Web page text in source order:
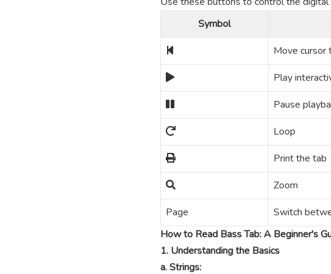
Symbol
Move
Play
Pause
Loop
Print the tab
Zoom
Page
Switch
How to Read Bass Tab: A Beginner's
1. Understanding the Basics
a. Strings: